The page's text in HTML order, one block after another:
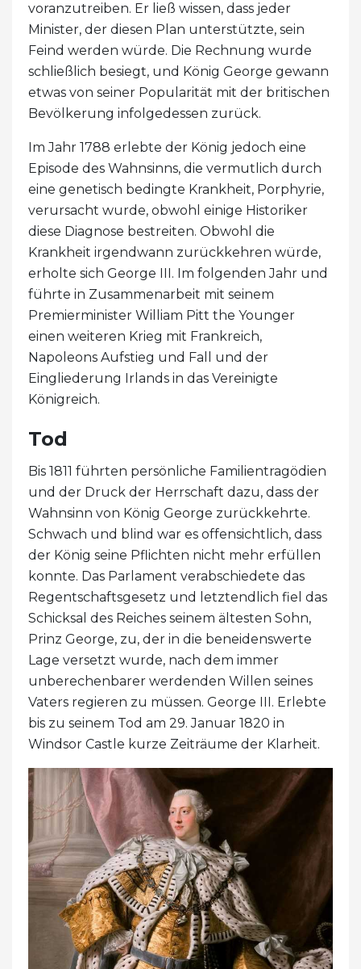
voranzutreiben. Er ließ wissen, dass jeder
Minister, der diesen Plan unterstützte, sein
Feind werden würde. Die Rechnung wurde
schließlich besiegt, und König George gewann
etwas von seiner Popularität mit der britischen
Bevölkerung infolgedessen zurück.
Im Jahr 1788 erlebte der König jedoch eine
Episode des Wahnsinns, die vermutlich durch
eine genetisch bedingte Krankheit, Porphyrie,
verursacht wurde, obwohl einige Historiker
diese Diagnose bestreiten. Obwohl die
Krankheit irgendwann zurückkehren würde,
erholte sich George III. Im folgenden Jahr und
führte in Zusammenarbeit mit seinem
Premierminister William Pitt the Younger
einen weiteren Krieg mit Frankreich,
Napoleons Aufstieg und Fall und der
Eingliederung Irlands in das Vereinigte
Königreich.
Tod
Bis 1811 führten persönliche Familientragödien
und der Druck der Herrschaft dazu, dass der
Wahnsinn von König George zurückkehrte.
Schwach und blind war es offensichtlich, dass
der König seine Pflichten nicht mehr erfüllen
konnte. Das Parlament verabschiedete das
Regentschaftsgesetz und letztendlich fiel das
Schicksal des Reiches seinem ältesten Sohn,
Prinz George, zu, der in die beneidenswerte
Lage versetzt wurde, nach dem immer
unberechenbarer werdenden Willen seines
Vaters regieren zu müssen. George III. Erlebte
bis zu seinem Tod am 29. Januar 1820 in
Windsor Castle kurze Zeiträume der Klarheit.